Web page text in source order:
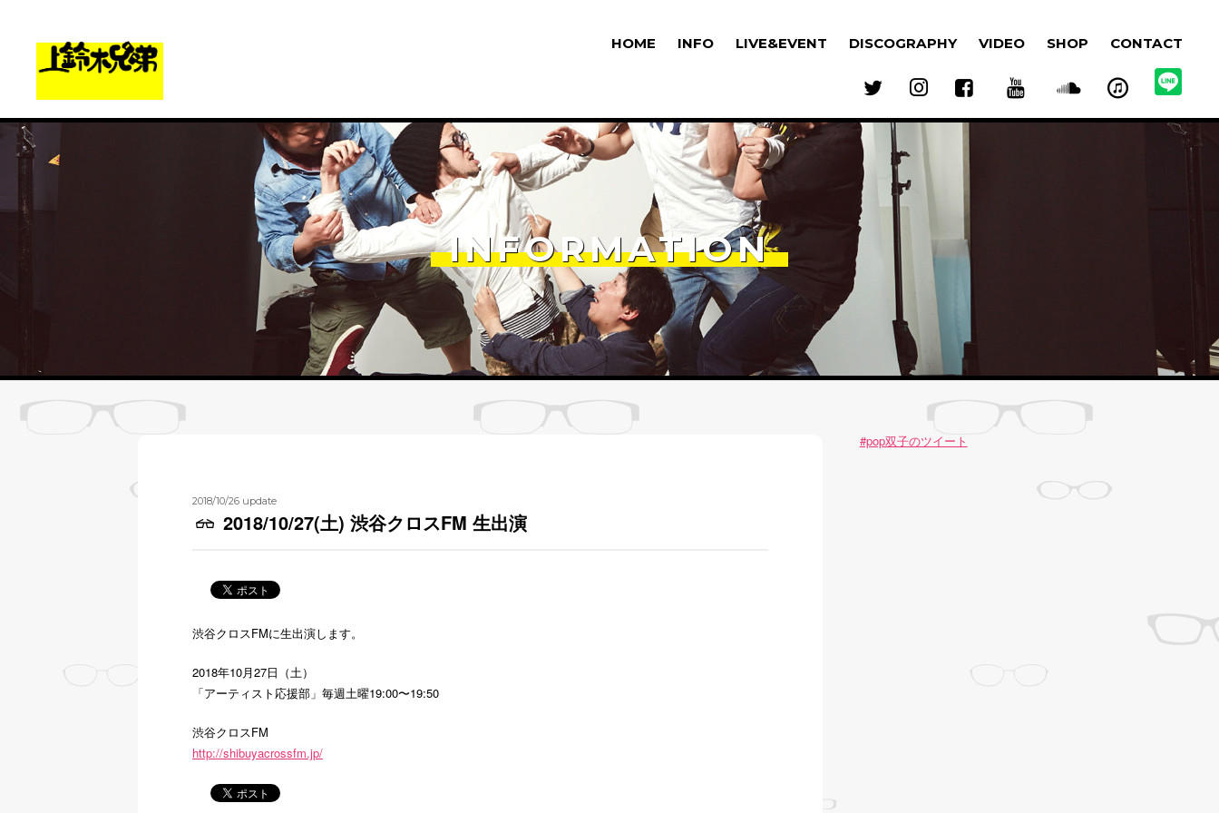
HOME INFO LIVE&EVENT DISCOGRAPHY VIDEO SHOP CONTACT
INFORMATION
2018/10/26 update
2018/10/27(土) 渋谷クロスFM 生出演
渋谷クロスFMに生出演します。
2018年10月27日（土）
「アーティスト応援部」毎週土曜19:00〜19:50
渋谷クロスFM
http://shibuyacrossfm.jp/
#pop双子のツイート